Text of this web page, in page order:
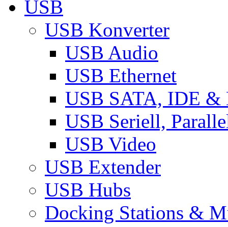
USB
USB Konverter
USB Audio
USB Ethernet
USB SATA, IDE &
USB Seriell,
USB Video
USB Extender
USB Hubs
Docking Stations &